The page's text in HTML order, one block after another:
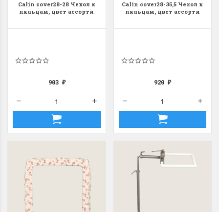
Calin cover28-28 Чехол к
пяльцам, цвет ассорти
903 ₽
Calin cover28-35,5 Чехол к
пяльцам, цвет ассорти
920₽